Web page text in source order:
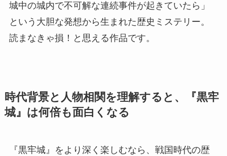
城中の城内で不可解な連続事件が起きていたら」
という大胆な発想から生まれた歴史ミステリー。
読まなきゃ損！と思える作品です。
時代背景と人物相関を理解すると、『黒牢
城』は何倍も面白くなる
『黒牢城』をより深く楽しむなら、戦国時代の歴